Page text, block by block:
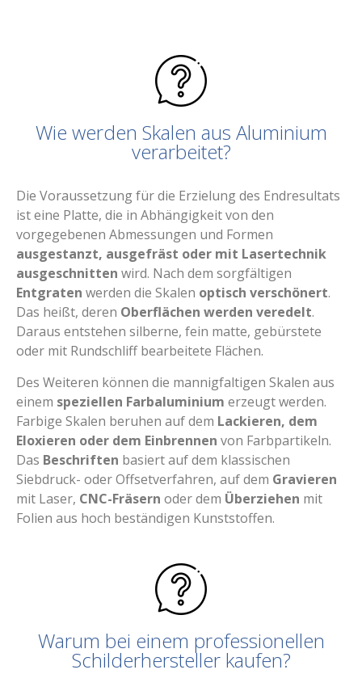
Wie werden Skalen aus Aluminium
verarbeitet?
Die Voraussetzung für die Erzielung des Endresultats
ist eine Platte, die in Abhängigkeit von den
vorgegebenen Abmessungen und Formen
ausgestanzt, ausgefräst oder mit Lasertechnik
ausgeschnitten wird. Nach dem sorgfältigen
Entgraten werden die Skalen optisch verschönert.
Das heißt, deren Oberflächen werden veredelt.
Daraus entstehen silberne, fein matte, gebürstete
oder mit Rundschliff bearbeitete Flächen.
Des Weiteren können die mannigfaltigen Skalen aus
einem speziellen Farbaluminium erzeugt werden.
Farbige Skalen beruhen auf dem Lackieren, dem
Eloxieren oder dem Einbrennen von Farbpartikeln.
Das Beschriften basiert auf dem klassischen
Siebdruck- oder Offsetverfahren, auf dem Gravieren
mit Laser, CNC-Fräsern oder dem Überziehen mit
Folien aus hoch beständigen Kunststoffen.
Warum bei einem professionellen
Schilderhersteller kaufen?